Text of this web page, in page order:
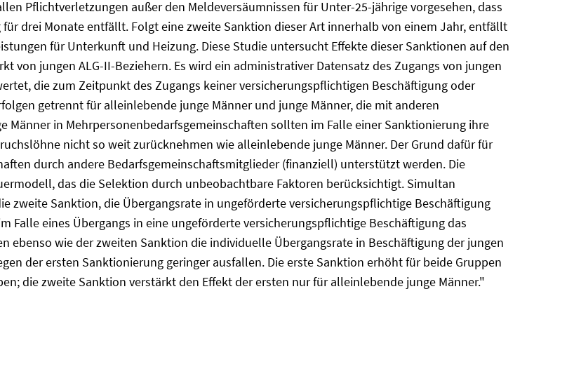
Pflichtverletzungen außer den Meldeversäumnissen für Unter-25-jährige vorgesehen, dass
drei Monate entfällt. Folgt eine zweite Sanktion dieser Art innerhalb von einem Jahr, entfällt
für Unterkunft und Heizung. Diese Studie untersucht Effekte dieser Sanktionen auf den
von jungen ALG-II-Beziehern. Es wird ein administrativer Datensatz des Zugangs von jungen
die zum Zeitpunkt des Zugangs keiner versicherungspflichtigen Beschäftigung oder
getrennt für alleinlebende junge Männer und junge Männer, die mit anderen
Männer in Mehrpersonenbedarfsgemeinschaften sollten im Falle einer Sanktionierung ihre
nicht so weit zurücknehmen wie alleinlebende junge Männer. Der Grund dafür für
durch andere Bedarfsgemeinschaftsmitglieder (finanziell) unterstützt werden. Die
das die Selektion durch unbeobachtbare Faktoren berücksichtigt. Simultan
zweite Sanktion, die Übergangsrate in ungeförderte versicherungspflichtige Beschäftigung
Falle eines Übergangs in eine ungeförderte versicherungspflichtige Beschäftigung das
ebenso wie der zweiten Sanktion die individuelle Übergangsrate in Beschäftigung der jungen
der ersten Sanktionierung geringer ausfallen. Die erste Sanktion erhöht für beide Gruppen
die zweite Sanktion verstärkt den Effekt der ersten nur für alleinlebende junge Männer."